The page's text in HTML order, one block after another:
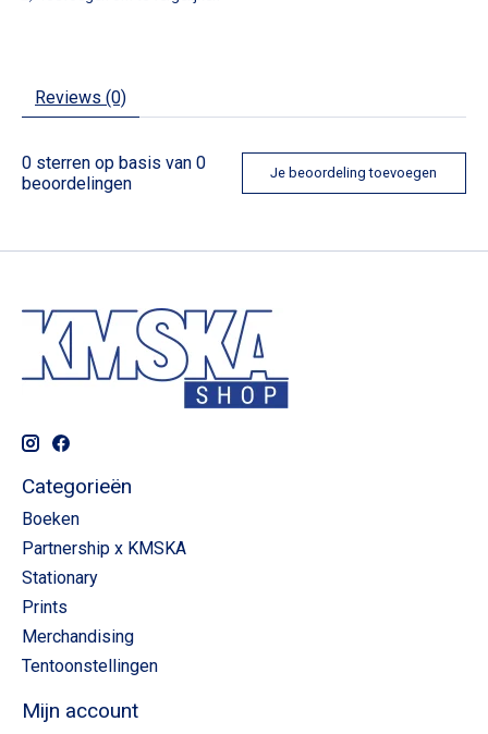
Reviews (0)
0 sterren op basis van 0
beoordelingen
Je beoordeling toevoegen
Categorieën
Boeken
Partnership x KMSKA
Stationary
Prints
Merchandising
Tentoonstellingen
Mijn account